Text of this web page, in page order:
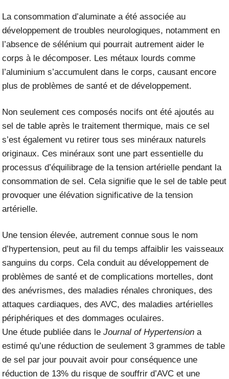
La consommation d’aluminate a été associée au
développement de troubles neurologiques, notamment en
l’absence de sélénium qui pourrait autrement aider le
corps à le décomposer. Les métaux lourds comme
l’aluminium s’accumulent dans le corps, causant encore
plus de problèmes de santé et de développement.
Non seulement ces composés nocifs ont été ajoutés au
sel de table après le traitement thermique, mais ce sel
s’est également vu retirer tous ses minéraux naturels
originaux. Ces minéraux sont une part essentielle du
processus d’équilibrage de la tension artérielle pendant la
consommation de sel. Cela signifie que le sel de table peut
provoquer une élévation significative de la tension
artérielle.
Une tension élevée, autrement connue sous le nom
d’hypertension, peut au fil du temps affaiblir les vaisseaux
sanguins du corps. Cela conduit au développement de
problèmes de santé et de complications mortelles, dont
des anévrismes, des maladies rénales chroniques, des
attaques cardiaques, des AVC, des maladies artérielles
périphériques et des dommages oculaires.
Une étude publiée dans le Journal of Hypertension a
estimé qu’une réduction de seulement 3 grammes de table
de sel par jour pouvait avoir pour conséquence une
réduction de 13% du risque de souffrir d’AVC et une